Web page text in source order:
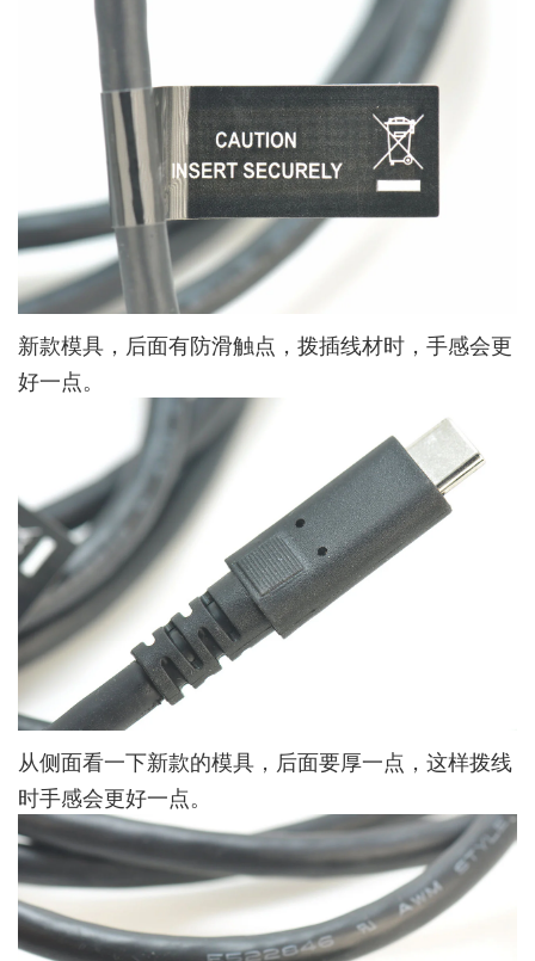
新款模具，后面有防滑触点，拨插线材时，手感会更
好一点。
从侧面看一下新款的模具，后面要厚一点，这样拨线
时手感会更好一点。